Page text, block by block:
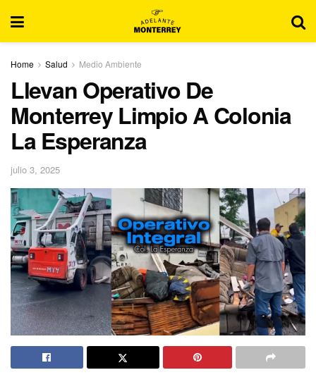
Home Salud Medio Ambiente
Llevan Operativo De
Monterrey Limpio A Colonia
La Esperanza
julio 3, 2025